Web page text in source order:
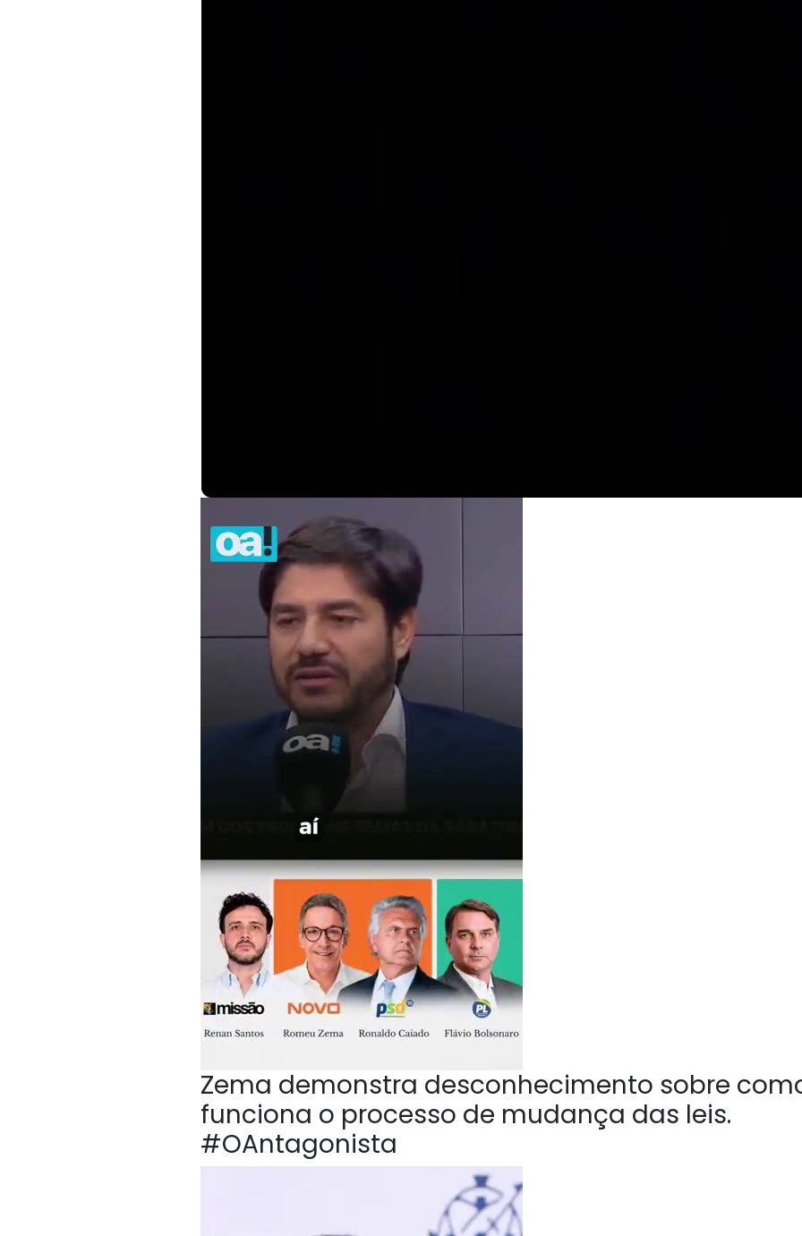
Zema demonstra desconhecimento sobre
funciona o processo de mudança das leis.
#OAntagonista